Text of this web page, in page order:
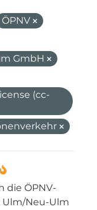
ÖPNV
GmbH
(cc-
die ÖPNV-
Ulm/Neu-Ulm